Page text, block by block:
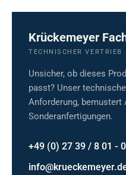
Krückemeyer
TECHNISCHER VERTRIEB
Unsicher, ob dieses
passt? Unser
Anforderung,
Sonderanfertigungen.
+49 (0) 27 39 / 8 01 - 0